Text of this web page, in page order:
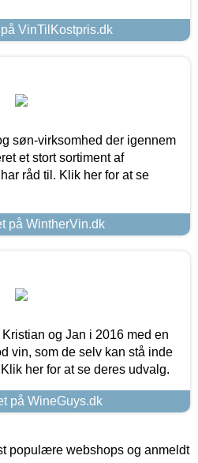
VinTilKostpris.dk
søn-virksomhed der igennem
et stort sortiment af
råd til. Klik her for at se
på WintherVin.dk
og Jan i 2016 med en
vin, som de selv kan stå inde
her for at se deres udvalg.
på WineGuys.dk
populære webshops og anmeldt